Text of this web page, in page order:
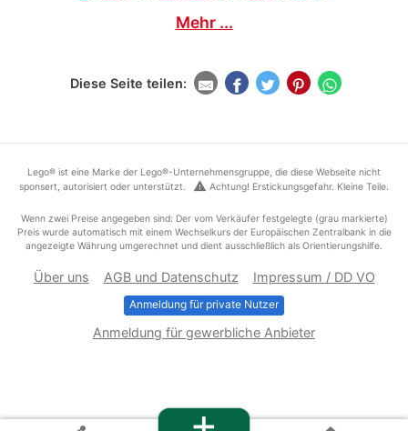
Mehr ...
Diese Seite teilen:
Lego® ist eine Marke der Lego®-Unternehmensgruppe, die diese Webseite nicht
sponsert, autorisiert oder unterstützt.
warning Achtung! Erstickungsgefahr. Kleine Teile.
Wenn zwei Preise angegeben sind: Der vom Verkäufer festgelegte (grau markierte)
Preis wurde automatisch mit einem Wechselkurs der Europäischen Zentralbank in die
angezeigte Währung umgerechnet und dient ausschließlich als Orientierungshilfe.
Über uns AGB und Datenschutz Impressum / DD VO
Anmeldung für private Nutzer
Anmeldung für gewerbliche Anbieter